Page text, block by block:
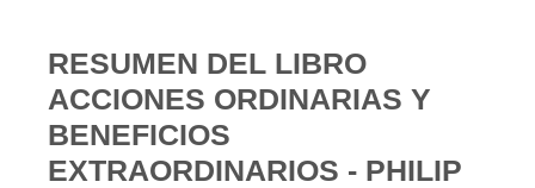
RESUMEN DEL LIBRO
ACCIONES ORDINARIAS Y
BENEFICIOS
EXTRAORDINARIOS - PHILIP